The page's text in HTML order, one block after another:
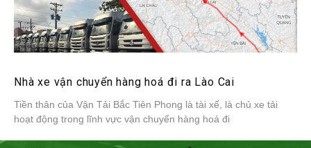
Nhà xe vận chuyển hàng hoá đi ra Lào Cai
Tiền thân của Vận Tải Bắc Tiên Phong là tài xế, là chủ xe tải
hoạt động trong lĩnh vực vận chuyển hàng hoá đi